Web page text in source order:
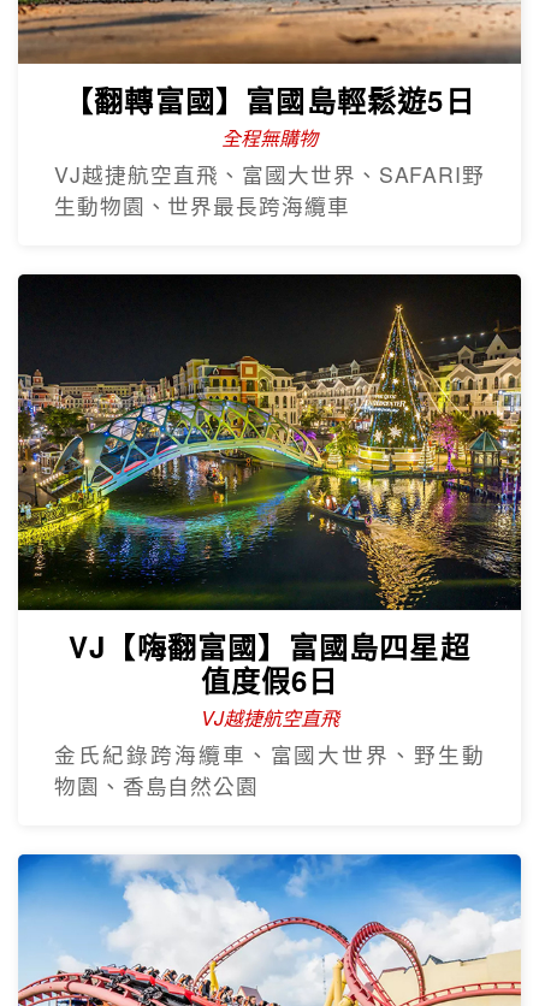
【翻轉富國】富國島輕鬆遊5日
全程無購物
VJ越捷航空直飛、富國大世界、SAFARI野
生動物園、世界最長跨海纜車
VJ【嗨翻富國】富國島四星超
值度假6日
VJ越捷航空直飛
金氏紀錄跨海纜車、富國大世界、野生動
物園、香島自然公園